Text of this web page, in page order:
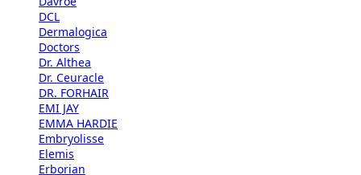
DCL
Dermalogica
Doctors
Dr. Althea
Dr. Ceuracle
DR. FORHAIR
EMI JAY
EMMA HARDIE
Embryolisse
Elemis
Erborian